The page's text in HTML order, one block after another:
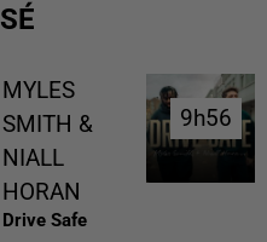
MYLES
SMITH &
NIALL
HORAN
Drive Safe
9h56
9h56